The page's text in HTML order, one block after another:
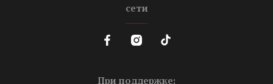
сети
При поддержке: